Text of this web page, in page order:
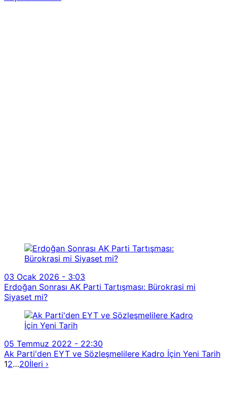
03 Ocak 2026 - 3:03
Erdoğan Sonrası AK Parti Tartışması: Bürokrasi mi
Siyaset mi?
05 Temmuz 2022 - 22:30
Ak Parti'den EYT ve Sözleşmelilere Kadro İçin Yeni Tarih
12…20İleri ›